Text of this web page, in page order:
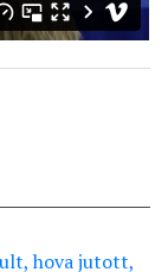
hova jutott,